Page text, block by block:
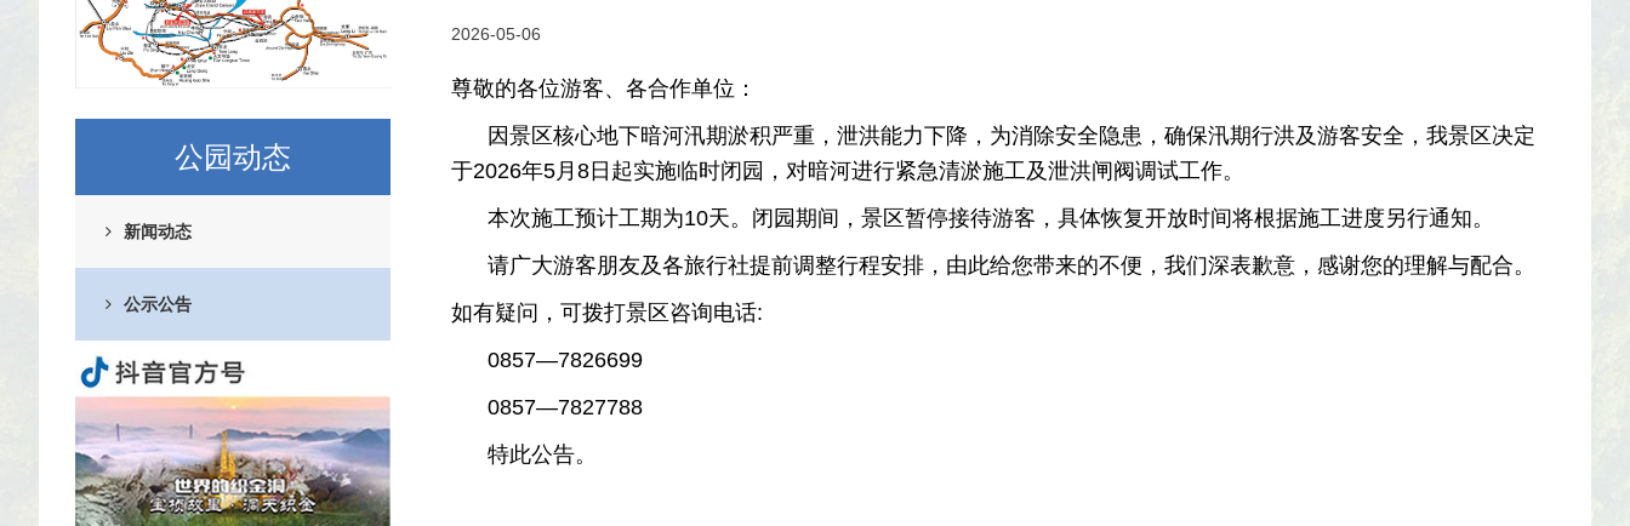
公园动态
新闻动态
公示公告
2026-05-06
尊敬的各位游客、各合作单位：
因景区核心地下暗河汛期淤积严重，泄洪能力下降，为消除安全隐患，确保汛期行洪及游客安全，我景区决定
于2026年5月8日起实施临时闭园，对暗河进行紧急清淤施工及泄洪闸阀调试工作。
本次施工预计工期为10天。闭园期间，景区暂停接待游客，具体恢复开放时间将根据施工进度另行通知。
请广大游客朋友及各旅行社提前调整行程安排，由此给您带来的不便，我们深表歉意，感谢您的理解与配合。
如有疑问，可拨打景区咨询电话:
0857—7826699
0857—7827788
特此公告。